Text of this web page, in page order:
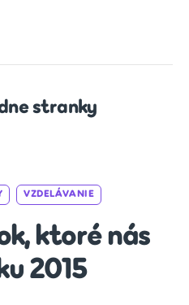
stranky
Categories
VZDELÁVANIE
ktoré nás
2015